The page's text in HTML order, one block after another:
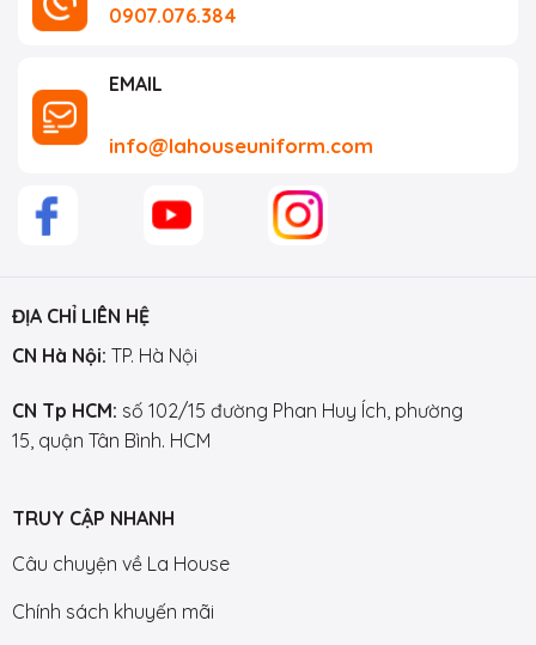
0907.076.384
EMAIL
info@lahouseuniform.com
ĐỊA CHỈ LIÊN HỆ
CN Hà Nội: TP. Hà Nội
CN Tp HCM: số 102/15 đường Phan Huy Ích, phường
15, quận Tân Bình. HCM
TRUY CẬP NHANH
Câu chuyện về La House
Chính sách khuyến mãi